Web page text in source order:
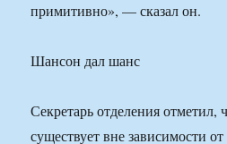
примитивно», — сказал он.
Шансон дал шанс
Секретарь отделения
существует вне зависимости